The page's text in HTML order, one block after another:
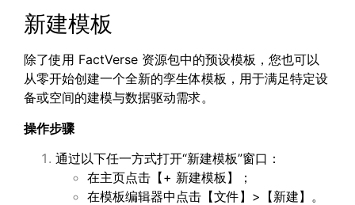
新建模板
除了使用 FactVerse 资源包中的预设模板，您也可以
从零开始创建一个全新的孪生体模板，用于满足特定设
备或空间的建模与数据驱动需求。
操作步骤
通过以下任一方式打开“新建模板”窗口：
在主页点击【+ 新建模板】；
在模板编辑器中点击【文件】>【新建】。